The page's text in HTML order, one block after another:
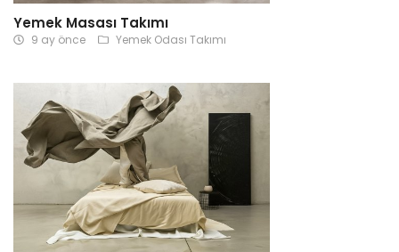
Yemek Masası Takımı
9 ay önce Yemek Odası Takımı